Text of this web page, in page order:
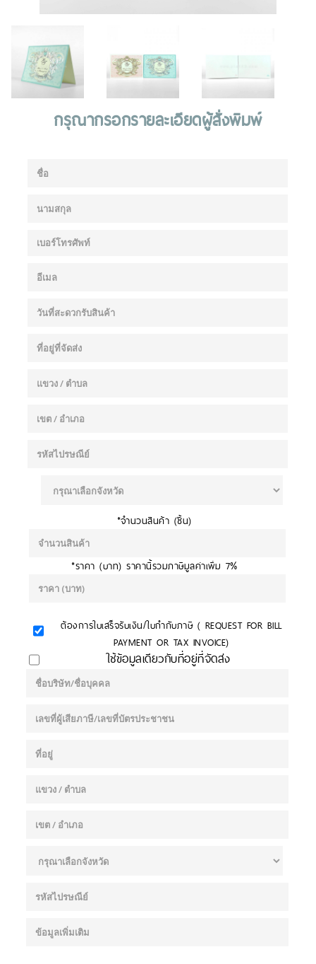
กรุณากรอกรายละเอียดผู้สั่งพิมพ์
*จำนวนสินค้า (ชิ้น)
*ราคา (บาท) ราคานี้รวมภาษีมูลค่าเพิ่ม 7%
ต้องการใบเสร็จรับเงิน/ใบกำกับภาษี ( REQUEST FOR BILL
PAYMENT OR TAX INVOICE)
ใช้ข้อมูลเดียวกับที่อยู่ที่จัดส่ง